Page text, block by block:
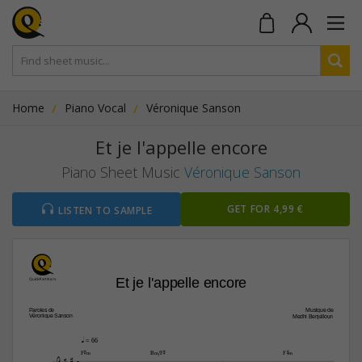
Home Piano Vocal Véronique Sanson
Et je l'appelle encore
Piano Sheet Music Véronique Sanson
LISTEN TO SAMPLE GET FOR 4,99 €
Et je l'appelle encore
Paroles de
Véronique Sanson
Musique de
Medhi Benjelloun
F©‹ B‹/F© F©‹
q = 66
